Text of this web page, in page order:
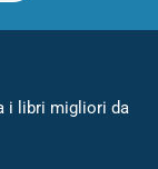
i libri migliori da